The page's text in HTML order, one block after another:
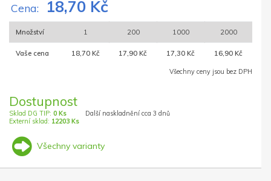
Cena: 18,70 Kč
Množství 1 200 1000 2000
Vaše cena 18,70 Kč 17,90 Kč 17,30 Kč 16,90 Kč
Všechny ceny jsou bez DPH
Dostupnost
Sklad DG TIP: 0 Ks
Externí sklad: 12203 Ks
Další naskladnění cca 3 dnů
Všechny varianty